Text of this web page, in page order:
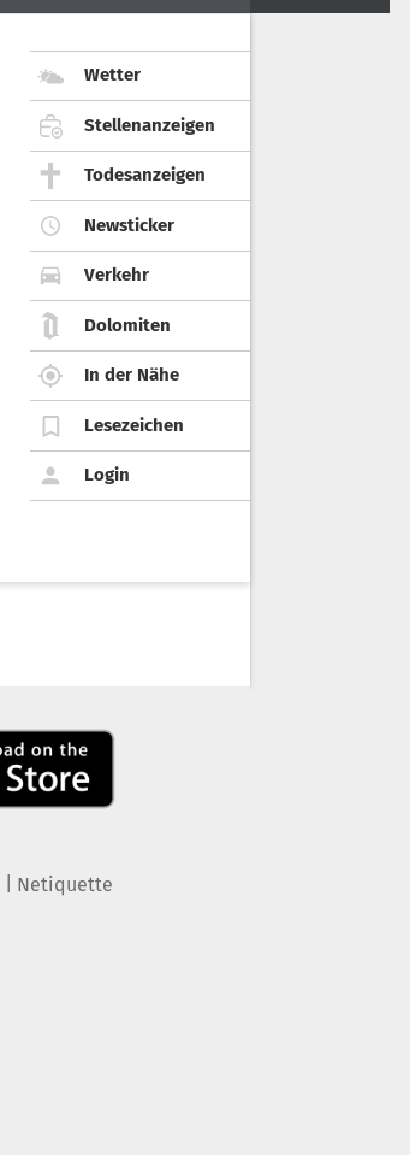
Wetter
Stellenanzeigen
Todesanzeigen
Newsticker
Verkehr
Dolomiten
In der Nähe
Lesezeichen
Login
Netiquette